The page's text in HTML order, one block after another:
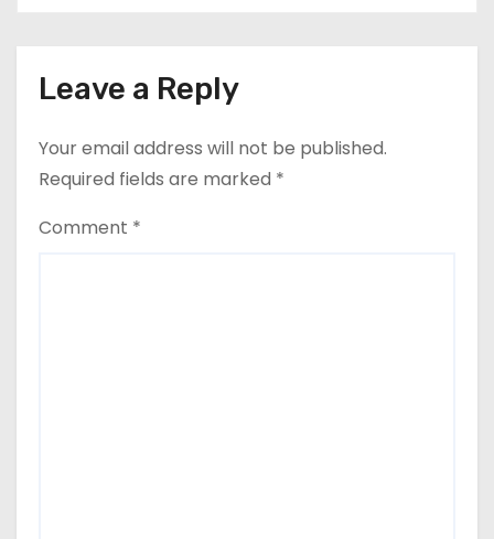
Leave a Reply
Your email address will not be published.
Required fields are marked *
Comment *